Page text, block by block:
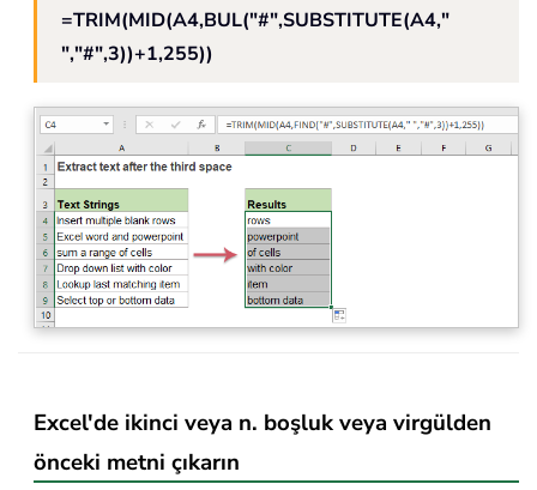
=TRIM(MID(A4,BUL("#",SUBSTITUTE(A4,"
","#",3))+1,255))
Excel'de ikinci veya n. boşluk veya virgülden
önceki metni çıkarın